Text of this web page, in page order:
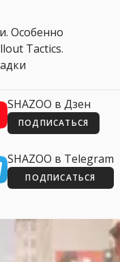
Особенно
Tactics.
SHAZOO в Дзен
ПОДПИСАТЬСЯ
SHAZOO в Telegram
ПОДПИСАТЬСЯ